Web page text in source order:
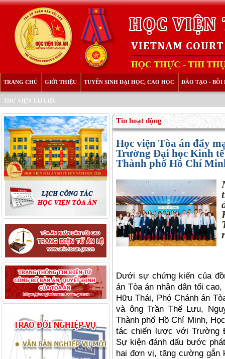
TRANG CHỦ GIỚI THIỆU TUYỂN SINH ĐẠI HỌC, CAO HỌC ĐÀO TẠO - BỒI
THƯ VIỆN TÀI LIỆU
Tin hoạt động
Học viện Tòa án đẩy
Trường Đại học Kinh
Thành phố Hồ Chí
Dưới sự chứng kiến của
án Tòa án nhân dân tối cao,
Hữu Thái, Phó Chánh án
và ông Trần Thế Lưu,
Thành phố Hồ Chí Minh,
tác chiến lược với Trường
Sự kiện đánh dấu bước
hai đơn vị, tăng cường gắn